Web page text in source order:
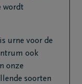
wordt
urne voor de
ook
onze
soorten